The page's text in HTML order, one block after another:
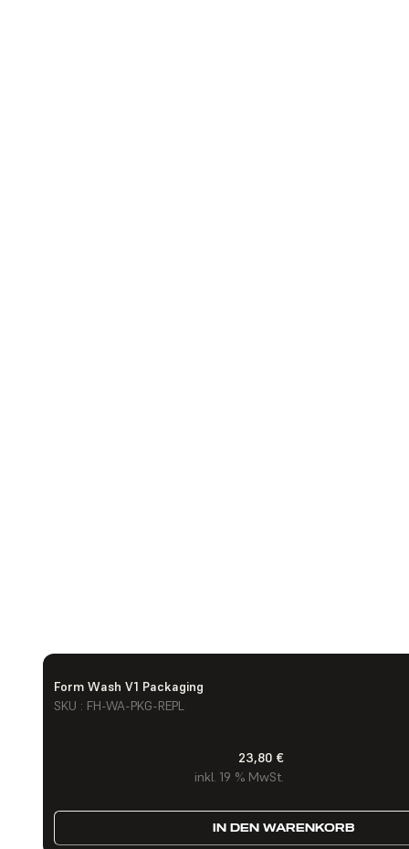
Form Wash V1 Packaging
SKU : FH-WA-PKG-REPL
23,80 €
inkl. 19 % MwSt.
IN DEN WARENKORB